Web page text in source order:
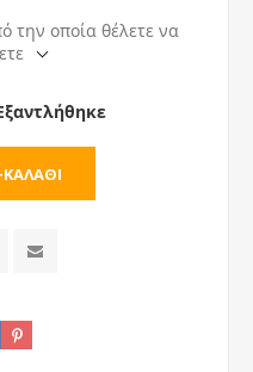
την οποία θέλετε να